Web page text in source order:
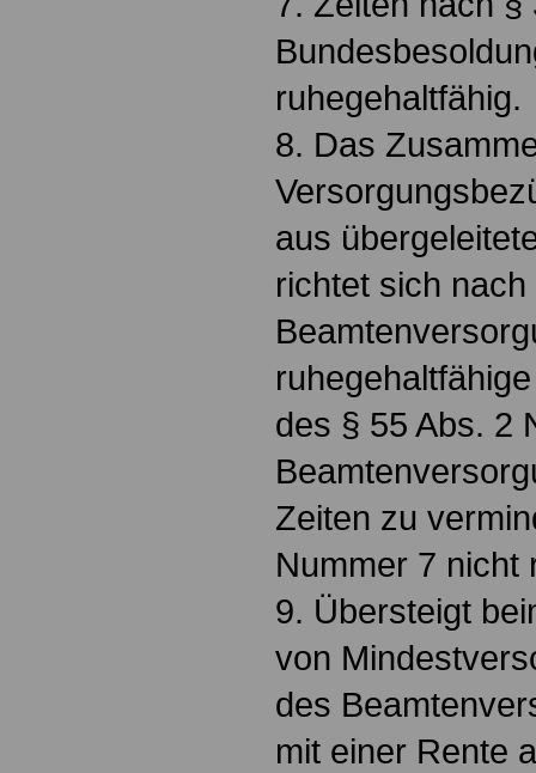
ruhegehaltfähig.
8. Das
aus
richtet sich
des § 55 Abs. 2
Zeiten zu
Nummer 7 nicht
9. Übersteigt
von
des
mit einer Rente